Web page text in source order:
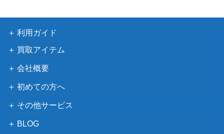
利用ガイド
買取アイテム
会社概要
初めての方へ
その他サービス
BLOG